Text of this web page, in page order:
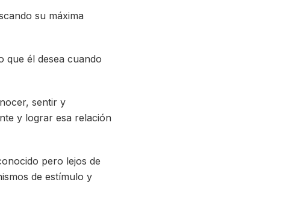
su máxima
que él desea cuando
sentir y
y lograr esa relación
pero lejos de
de estímulo y